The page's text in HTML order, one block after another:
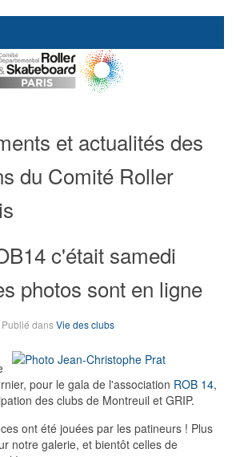
et actualités des
du Comité Roller
c'était samedi
photos sont en ligne
. Publié dansVie des clubs
pour le gala de l'association ROB 14,
des clubs de Montreuil et GRIP.
ont été jouées par les patineurs ! Plus
notre galerie, et bientôt celles de